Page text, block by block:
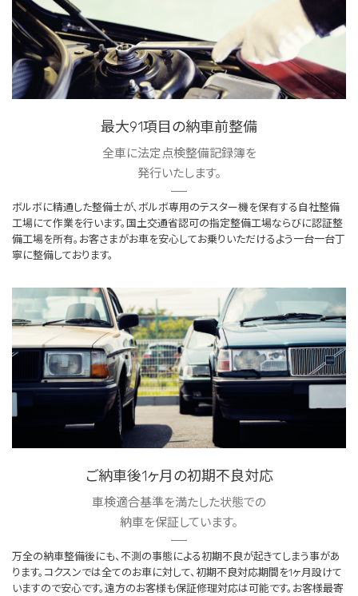
最大91項目の納車前整備
全車に法定点検整備記録簿を
発行いたします。
ボルボに精通した整備士が、ボルボ専用のテスター機を保有する自社整備
工場にて作業を行います。国土交通省認可の指定整備工場ならびに認証整
備工場を所有。お客さまがお車を安心してお乗りいただけるよう一台一台丁
寧に整備しております。
ご納車後1ヶ月の初期不良対応
車検適合基準を満たした状態での
納車を保証しています。
万全の納車整備後にも、不測の事態による初期不良が起きてしまう事があ
ります。コクスンでは全てのお車に対して、初期不良対応期間を1ヶ月設けて
いますので安心です。遠方のお客様も保証修理対応は可能です。お客様最寄